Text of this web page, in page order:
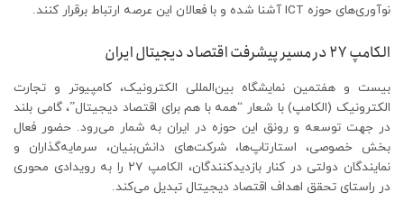
نوآوری‌های حوزه ICT آشنا شده و با فعالان این عرصه ارتباط برقرار کنند.
الکامپ ۲۷ در مسیر پیشرفت اقتصاد دیجیتال ایران
بیست و هفتمین نمایشگاه بین‌المللی الکترونیک، کامپیوتر و تجارت
الکترونیک (الکامپ) با شعار “همه با هم برای اقتصاد دیجیتال”، گامی بلند
در جهت توسعه و رونق این حوزه در ایران به شمار می‌رود. حضور فعال
بخش خصوصی، استارتاپ‌ها، شرکت‌های دانش‌بنیان، سرمایه‌گذاران و
نمایندگان دولتی در کنار بازدیدکنندگان، الکامپ ۲۷ را به رویدادی محوری
در راستای تحقق اهداف اقتصاد دیجیتال تبدیل می‌کند.